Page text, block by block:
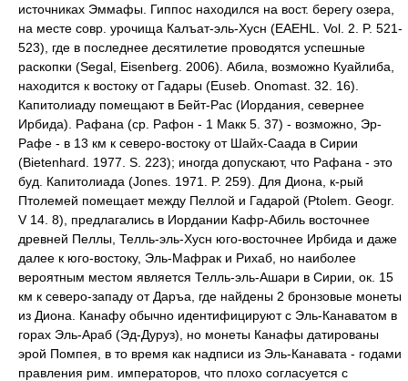
источниках Эммафы. Гиппос находился на вост. берегу озера,
на месте совр. урочища Калъат-эль-Хусн (EAEHL. Vol. 2. P. 521-
523), где в последнее десятилетие проводятся успешные
раскопки (Segal, Eisenberg. 2006). Абила, возможно Куайлиба,
находится к востоку от Гадары (Euseb. Onomast. 32. 16).
Капитолиаду помещают в Бейт-Рас (Иордания, севернее
Ирбида). Рафана (ср. Рафон - 1 Макк 5. 37) - возможно, Эр-
Рафе - в 13 км к северо-востоку от Шайх-Саада в Сирии
(Bietenhard. 1977. S. 223); иногда допускают, что Рафана - это
буд. Капитолиада (Jones. 1971. P. 259). Для Диона, к-рый
Птолемей помещает между Пеллой и Гадарой (Ptolem. Geogr.
V 14. 8), предлагались в Иордании Кафр-Абиль восточнее
древней Пеллы, Телль-эль-Хусн юго-восточнее Ирбида и даже
далее к юго-востоку, Эль-Мафрак и Рихаб, но наиболее
вероятным местом является Телль-эль-Ашари в Сирии, ок. 15
км к северо-западу от Даръа, где найдены 2 бронзовые монеты
из Диона. Канафу обычно идентифицируют с Эль-Канаватом в
горах Эль-Араб (Эд-Дуруз), но монеты Канафы датированы
эрой Помпея, в то время как надписи из Эль-Канавата - годами
правления рим. императоров, что плохо согласуется с